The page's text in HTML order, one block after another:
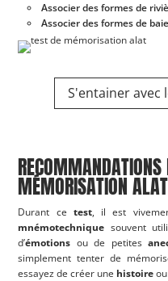
S'entainer avec
Associer des formes de
Associer des formes de
RECOMMANDATIONS
MÉMORISATION
Durant ce test, il est
mnémotechnique souvent
d’émotions ou de petites
simplement tenter de
essayez de créer une histoire